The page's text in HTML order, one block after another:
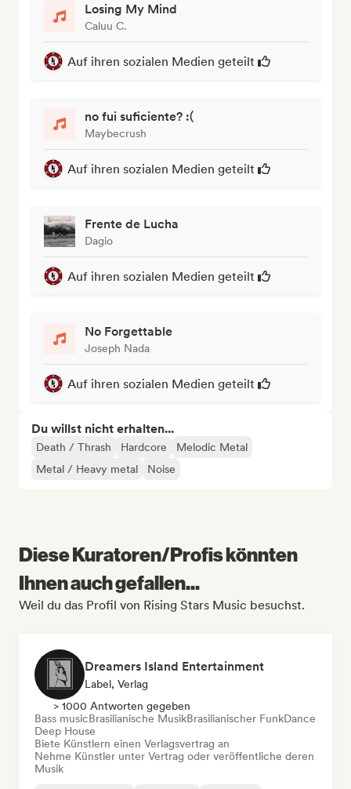
Losing My Mind
Caluu C.
Auf ihren sozialen Medien geteilt
no fui suficiente? :(
Maybecrush
Auf ihren sozialen Medien geteilt
Frente de Lucha
Dagio
Auf ihren sozialen Medien geteilt
No Forgettable
Joseph Nada
Auf ihren sozialen Medien geteilt
Du willst nicht erhalten...
Death / Thrash Hardcore
Melodic Metal
Metal / Heavy metal
Noise
Diese Kuratoren/Profis könnten
Ihnen auch gefallen...
Weil du das Profil von Rising Stars Music besuchst.
Dreamers Island Entertainment
Label, Verlag
> 1000 Antworten gegeben
Bass musicBrasilianische MusikBrasilianischer FunkDance
Deep House
Biete Künstlern einen Verlagsvertrag an
Nehme Künstler unter Vertrag oder veröffentliche deren
Musik